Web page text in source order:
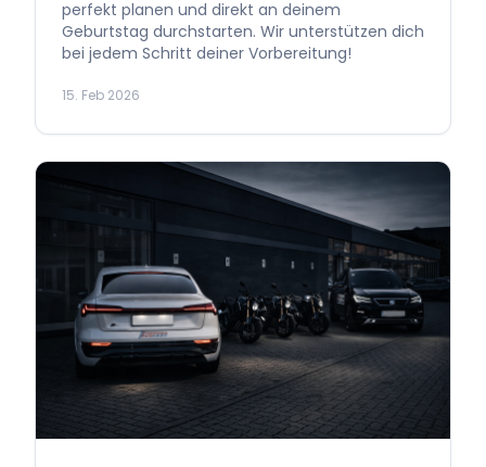
perfekt planen und direkt an deinem
Geburtstag durchstarten. Wir unterstützen dich
bei jedem Schritt deiner Vorbereitung!
15. Feb 2026